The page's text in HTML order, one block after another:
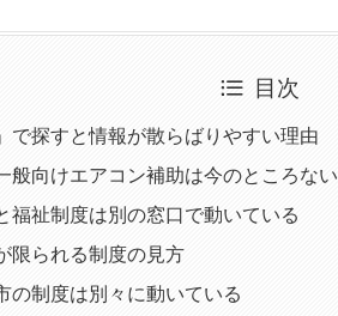
目次
で探すと情報が散らばりやすい理由
般向けエアコン補助は今のところない
福祉制度は別の窓口で動いている
限られる制度の見方
の制度は別々に動いている